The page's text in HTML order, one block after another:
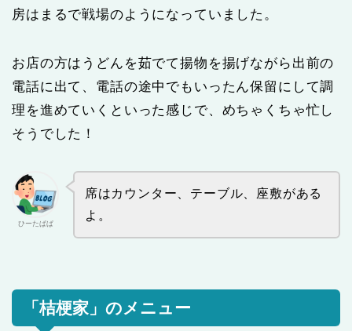
房はまるで戦場のようになっていました。
お店の方はうどんを茹でて揚物を揚げながら出前の
電話に出て、電話の途中でもいったん保留にして調
理を進めていくといった感じで、めちゃくちゃ忙し
そうでした！
ひーたぱぱ
席はカウンター、テーブル、座敷がある
よ。
「桔梗家」のメニュー